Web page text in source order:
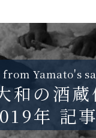
from Yamato's
和の酒蔵
年 記